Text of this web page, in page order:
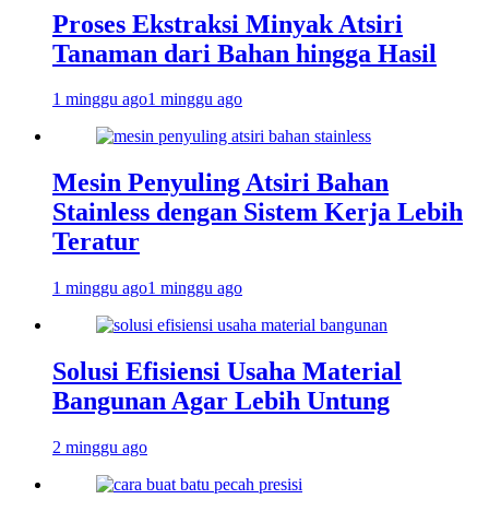
Proses Ekstraksi Minyak Atsiri
Tanaman dari Bahan hingga Hasil
1 minggu ago1 minggu ago
Mesin Penyuling Atsiri Bahan
Stainless dengan Sistem Kerja Lebih
Teratur
1 minggu ago1 minggu ago
Solusi Efisiensi Usaha Material
Bangunan Agar Lebih Untung
2 minggu ago